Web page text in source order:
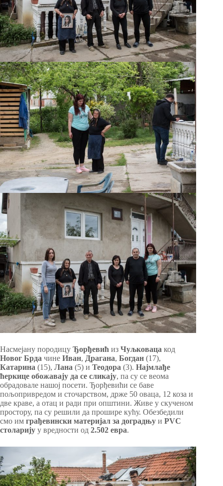
Насмејану породицу Ђорђевић из Чуљковаца код
Новог Брда чине Иван, Драгана, Богдан (17),
Катарина (15), Лана (5) и Теодора (3). Најмлађе
ћеркице обожавају да се сликају, па су се веома
обрадовале нашој посети. Ђорђевићи се баве
пољопривредом и сточарством, држе 50 оваца, 12 коза и
две краве, а отац и ради при општини. Живе у скученом
простору, па су решили да прошире кућу. Обезбедили
смо им грађевински материјал за доградњу и PVC
столарију у вредности од 2.502 евра.